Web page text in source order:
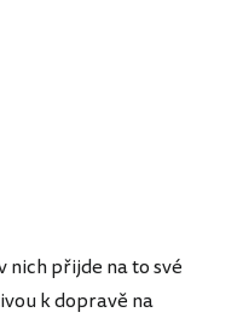
nich přijde na to své
k dopravě na